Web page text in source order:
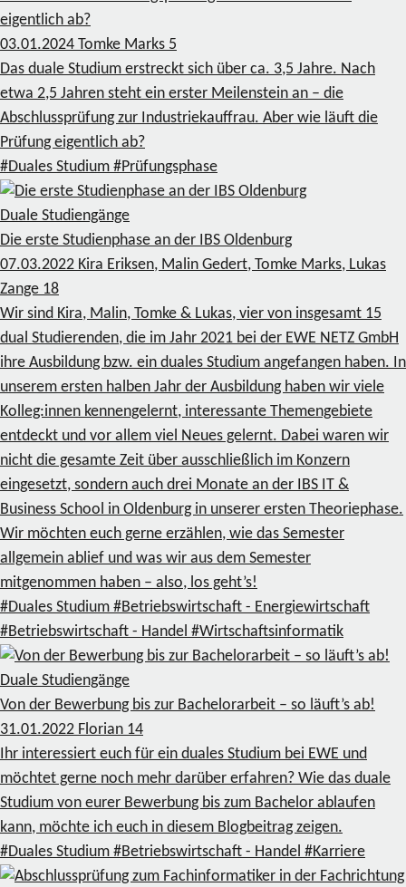
eigentlich ab?
03.01.2024 Tomke Marks 5
Das duale Studium erstreckt sich über ca. 3,5 Jahre. Nach
etwa 2,5 Jahren steht ein erster Meilenstein an – die
Abschlussprüfung zur Industriekauffrau. Aber wie läuft die
Prüfung eigentlich ab?
#Duales Studium #Prüfungsphase
Duale Studiengänge
Die erste Studienphase an der IBS Oldenburg
07.03.2022 Kira Eriksen, Malin Gedert, Tomke Marks, Lukas
Zange 18
Wir sind Kira, Malin, Tomke & Lukas, vier von insgesamt 15
dual Studierenden, die im Jahr 2021 bei der EWE NETZ GmbH
ihre Ausbildung bzw. ein duales Studium angefangen haben. In
unserem ersten halben Jahr der Ausbildung haben wir viele
Kolleg:innen kennengelernt, interessante Themengebiete
entdeckt und vor allem viel Neues gelernt. Dabei waren wir
nicht die gesamte Zeit über ausschließlich im Konzern
eingesetzt, sondern auch drei Monate an der IBS IT &
Business School in Oldenburg in unserer ersten Theoriephase.
Wir möchten euch gerne erzählen, wie das Semester
allgemein ablief und was wir aus dem Semester
mitgenommen haben – also, los geht’s!
#Duales Studium #Betriebswirtschaft - Energiewirtschaft
#Betriebswirtschaft - Handel #Wirtschaftsinformatik
Duale Studiengänge
Von der Bewerbung bis zur Bachelorarbeit – so läuft’s ab!
31.01.2022 Florian 14
Ihr interessiert euch für ein duales Studium bei EWE und
möchtet gerne noch mehr darüber erfahren? Wie das duale
Studium von eurer Bewerbung bis zum Bachelor ablaufen
kann, möchte ich euch in diesem Blogbeitrag zeigen.
#Duales Studium #Betriebswirtschaft - Handel #Karriere